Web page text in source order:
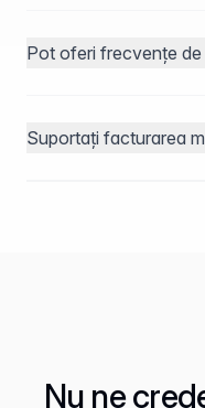
Pot oferi frecvențe
Suportați facturarea
Nu ne